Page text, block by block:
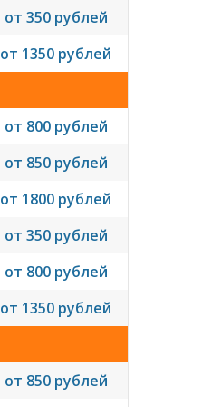
от 350 рублей
от 1350 рублей
от 800 рублей
от 850 рублей
от 1800 рублей
от 350 рублей
от 800 рублей
от 1350 рублей
от 850 рублей